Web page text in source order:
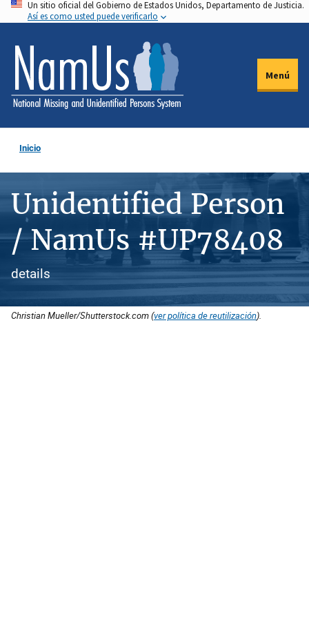
Pasar
al
contenido
principal
Un sitio oficial del Gobierno de Estados Unidos, Departamento de Justicia.
Así es como usted puede verificarlo
Menú
Inicio
Unidentified Person
/ NamUs #UP78408
details
Christian Mueller/Shutterstock.com (ver política de reutilización).